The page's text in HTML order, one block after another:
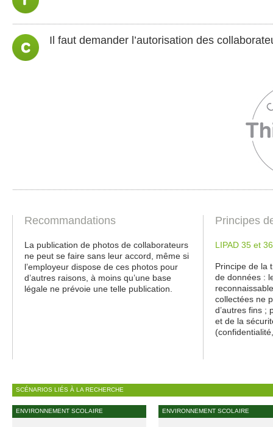
Il faut demander l’autorisation des
Recommandations
La publication de photos de collaborateurs
ne peut se faire sans leur accord, même si
l’employeur dispose de ces photos pour
d’autres raisons, à moins qu’une base
légale ne prévoie une telle publication.
Principes
LIPAD 35 et 36
Principe de la
de données :
collectées ne
d’autres fins ;
et de la
SCÉNARIOS LIÉS À LA RECHERCHE
ENVIRONNEMENT SCOLAIRE ENVIRONNEMENT SCOLAIRE